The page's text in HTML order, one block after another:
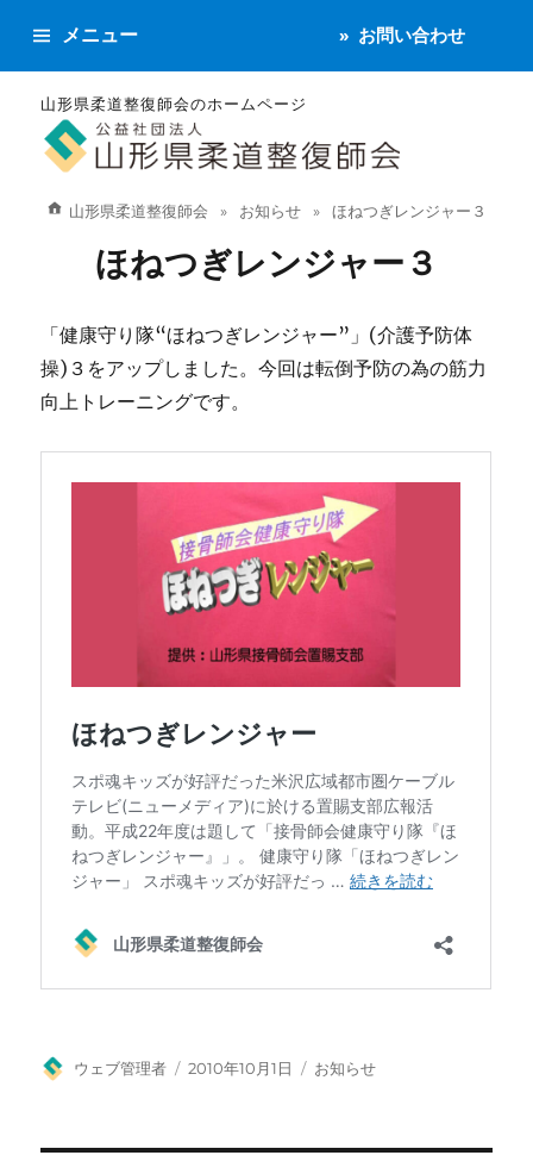
山形県柔道整復師会のホームページ
メニュー お問い合わせ
山形県柔道整復師会 お知らせ ほねつぎレンジャー３
ほねつぎレンジャー３
「健康守り隊“ほねつぎレンジャー”」(介護予防体
操)３をアップしました。今回は転倒予防の為の筋力
向上トレーニングです。
投
ウェブ管理者
投
2010年10月1日
カ
お知らせ